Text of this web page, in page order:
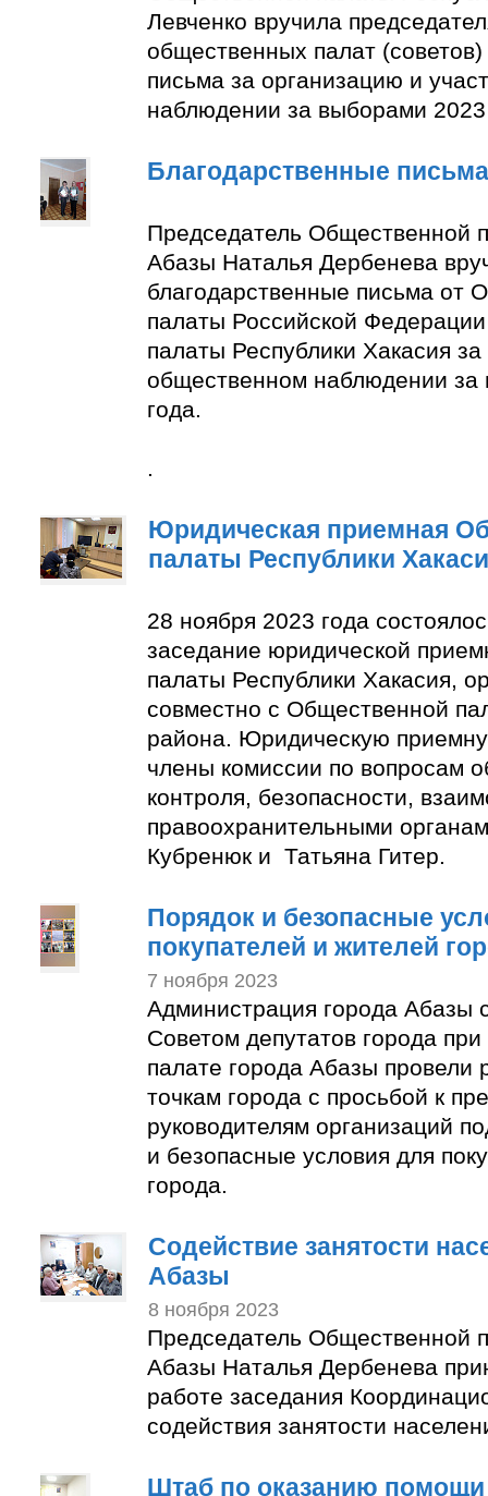
Левченко вручила
общественных палат
письма за организацию и
наблюдении за выборами 2023
Благодарственные письма
Председатель Общественной
Абазы Наталья Дербенева
благодарственные письма от
палаты Российской
палаты Республики Хакасия за
общественном наблюдении за
года.
.
Юридическая приемная
палаты Республики
28 ноября 2023 года
заседание юридической
палаты Республики Хакасия,
совместно с Общественной
района. Юридическую
члены комиссии по вопросам
контроля, безопасности,
правоохранительными
Кубренюк и Татьяна Гитер.
Порядок и безопасные
покупателей и жителей
7 ноября 2023
Администрация города Абазы
Советом депутатов города
палате города Абазы провели
точкам города с просьбой к
руководителям организаций
и безопасные условия для
города.
Содействие занятости
Абазы
8 ноября 2023
Председатель Общественной
Абазы Наталья Дербенева
работе заседания
содействия занятости
Штаб по оказанию помощи